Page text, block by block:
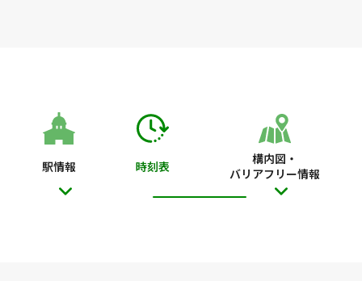
駅情報 時刻表
構内図・
バリアフリー情報